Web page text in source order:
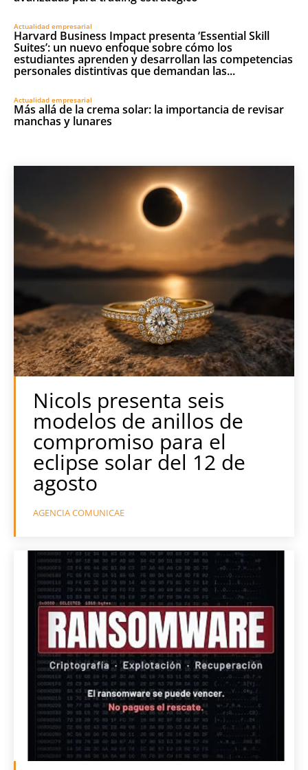
Actualidad empresarial
Harvard Business Impact presenta ‘Essential Skill
Suites’: un nuevo enfoque sobre cómo los
estudiantes aprenden y desarrollan las competencias
personales distintivas que demandan las...
Actualidad empresarial
Más allá de la crema solar: la importancia de revisar
manchas y lunares
Nicols presenta seis
modelos de anillos de
compromiso para el
eclipse solar del 12 de
agosto
AGENCIA COMUNICAE